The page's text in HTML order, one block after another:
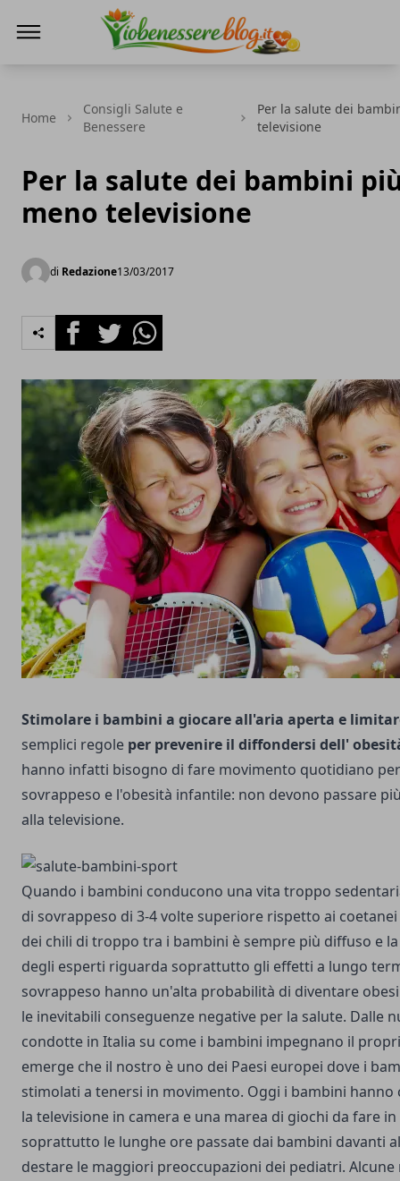
Home
Consigli Salute e
Benessere
Per la salute dei
televisione
Per la salute dei bambini
meno televisione
di Redazione13/03/2017
FacebookTwitterWhatsapp
Stimolare i bambini a giocare all'aria aperta e
semplici regole per prevenire il diffondersi dell'
hanno infatti bisogno di fare movimento quotidiano
sovrappeso e l'obesità infantile: non devono passare
alla televisione.
Quando i bambini conducono una vita troppo
di sovrappeso di 3-4 volte superiore rispetto ai
dei chili di troppo tra i bambini è sempre più diffuso e
degli esperti riguarda soprattutto gli effetti a lungo
sovrappeso hanno un'alta probabilità di diventare
le inevitabili conseguenze negative per la salute. Dalle
condotte in Italia su come i bambini impegnano il
emerge che il nostro è uno dei Paesi europei dove i
stimolati a tenersi in movimento. Oggi i bambini hanno
la televisione in camera e una marea di giochi da fare in
soprattutto le lunghe ore passate dai bambini davanti
destare le maggiori preoccupazioni dei pediatri.